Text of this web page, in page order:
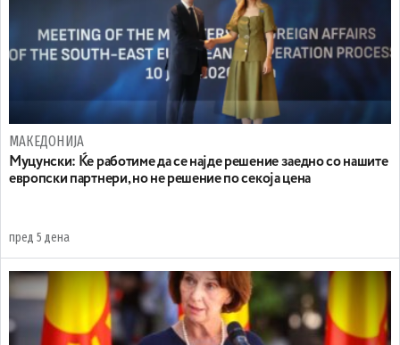
МАКЕДОНИЈА
Муцунски: Ќе работиме да се најде решение заедно со нашите
европски партнери, но не решение по секоја цена
пред 5 дена